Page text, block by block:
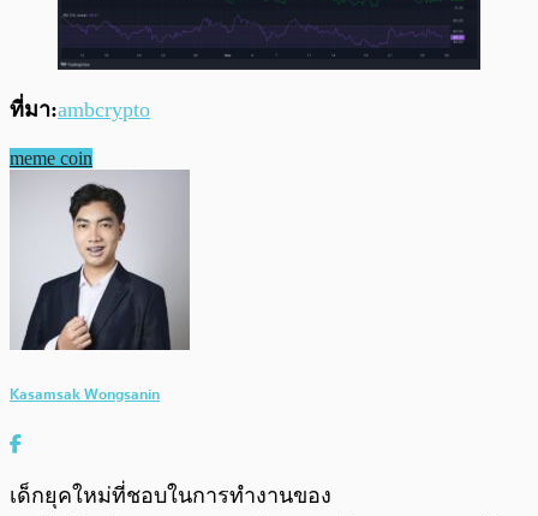
ที่มา:ambcrypto
meme coin
Kasamsak Wongsanin
เด็กยุคใหม่ที่ชอบในการทำงานของ